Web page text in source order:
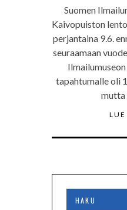
Suomen
Kaivopuiston
perjantaina 9.6.
seuraamaan
tapahtumalle oli
mutta